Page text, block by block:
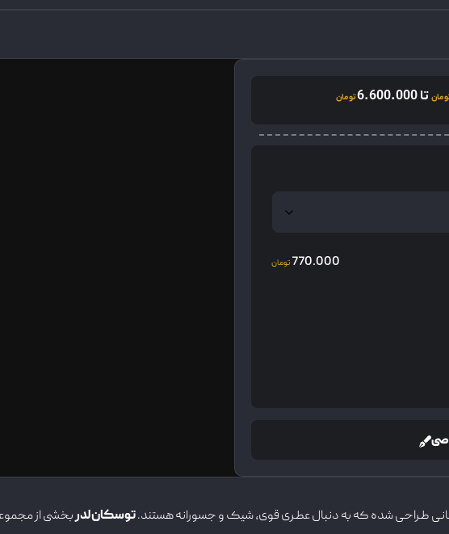
تا6.600.000تومان
770.000 تومان
طراحی شده که به دنبال عطری قوی، شیک و جسورانه هستند.توسکان لدربخشی از